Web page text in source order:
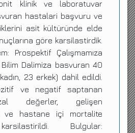
klinik ve laboratuvar
hastalari başvuru ve
asit kültüründe elde
göre karsilastirdik.
Prospektif Çalışmamıza
Dalimiza basvuran 40
23 erkek) dahil edildi.
ve negatif saptanan
değerler, gelişen
ve hastane içi mortalite
Bulgular: